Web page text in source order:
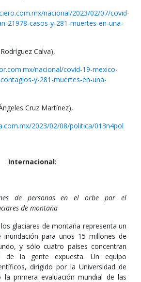
nacional/2023/02/07/covid-
21978-casos-y-281-muertes-en-una-
Calva),
nacional/covid-19-mexico-
y-281-muertes-en-una-
Cruz Martínez),
2023/02/08/politica/013n4pol
Internacional:
de personas en el orbe por el
de montaña
glaciares de montaña representa un
inundación para unos 15 millones de
y sólo cuatro países concentran
la gente expuesta. Un equipo
dirigido por la Universidad de
la primera evaluación mundial de las